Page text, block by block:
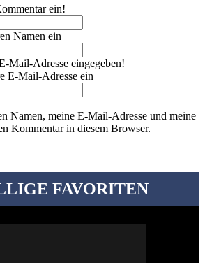
ein!
Namen ein
Mail-Adresse eingegeben!
E-Mail-Adresse ein
Namen, meine E-Mail-Adresse und meine
Kommentar in diesem Browser.
FAVORITEN